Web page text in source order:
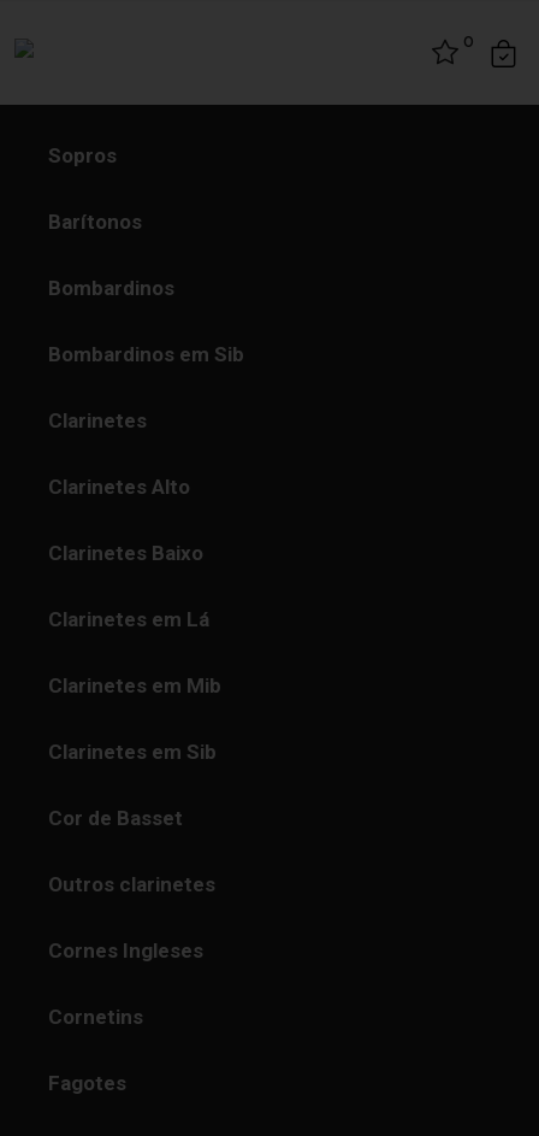
0
Sopros
Barítonos
Bombardinos
Bombardinos em Sib
Clarinetes
Clarinetes Alto
Clarinetes Baixo
Clarinetes em Lá
Clarinetes em Mib
Clarinetes em Sib
Cor de Basset
Outros clarinetes
Cornes Ingleses
Cornetins
Fagotes